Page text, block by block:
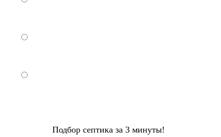
Подбор септика за 3 минуты!